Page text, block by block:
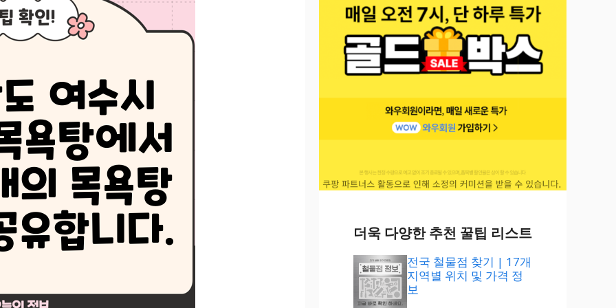
더욱 다양한 추천 꿀팁 리스트
전국 철물점 찾기 | 17개
지역별 위치 및 가격 정
보